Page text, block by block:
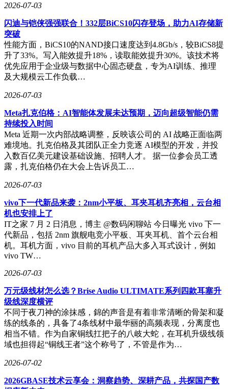
2026-07-03
闪迪与铠侠强强联合！332层BiCS10闪存登场，助力AI存储新
突破
性能方面，BiCS10的NAND接口速度达到4.8Gb/s，较BiCS8提
升了33%。写入能效提升18%，读取能效提升30%。该技术将
优先应用于企业级与数据中心固态硬盘，专为AI训练、推理
及大规模云工作负载…
2026-07-03
Meta扎克伯格：AI智能体发展未达预期，迈向超级智能仍需
持续投入时间
Meta 近期一次内部战略调整，反映该公司的 AI 战略正面临两
难境地。扎克伯格及其团队正全力竞逐 AI模型的开发，并投
入数百亿美元建设基础设施、招聘人才。 据一位参会员工透
露，扎克伯格仍在大会上告诉员工…
2026-07-03
vivo下一代新品来袭：2nm小平板、耳夹耳机齐亮相，云台相
机也安排上了
IT之家 7 月 2 日消息，博主 @数码闲聊站 今日曝光 vivo 下一
代新品，包括 2nm 旗舰电竞小平板、耳夹耳机、首个云台相
机。耳机方面，vivo 目前的耳机产品大多入耳式设计，例如
vivo TW…
2026-07-03
万元级线材怎么选？Brise Audio ULTIMATE系列四款耳塞升
级线深度横评
不同于夜刀神的涂抹感，錦的声音是有着非常清晰的骨架和凝
练的线条的，具备了4条线材中最华丽的高频表现，分离度也
相当不错。作为自家铜线扛把子的八岐大蛇，在耳机升级线领
域也担得起“铜线王者”这个称号了，不管是作为…
2026-07-02
2026GBASE技术云享会：洞察趋势、深耕产品，共探国产数